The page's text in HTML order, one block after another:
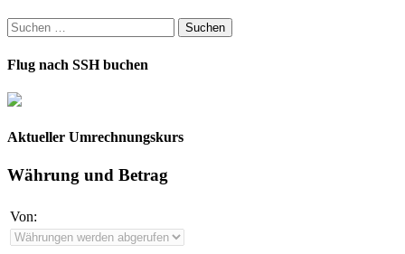
Suchen
nach:
Flug nach SSH buchen
Aktueller Umrechnungskurs
Währung und Betrag
Von: